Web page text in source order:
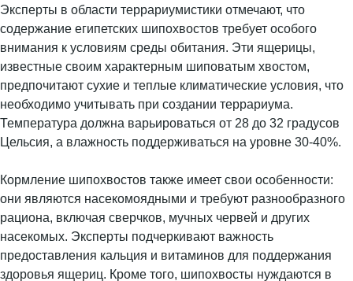
Эксперты в области террариумистики отмечают, что
содержание египетских шипохвостов требует особого
внимания к условиям среды обитания. Эти ящерицы,
известные своим характерным шиповатым хвостом,
предпочитают сухие и теплые климатические условия, что
необходимо учитывать при создании террариума.
Температура должна варьироваться от 28 до 32 градусов
Цельсия, а влажность поддерживаться на уровне 30-40%.
Кормление шипохвостов также имеет свои особенности:
они являются насекомоядными и требуют разнообразного
рациона, включая сверчков, мучных червей и других
насекомых. Эксперты подчеркивают важность
предоставления кальция и витаминов для поддержания
здоровья ящериц. Кроме того, шипохвосты нуждаются в